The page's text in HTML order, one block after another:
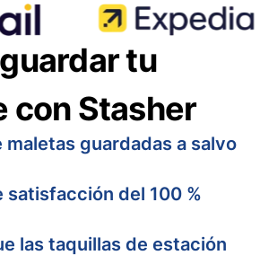
tu
con Stasher
maletas guardadas a salvo
satisfacción del 100 %
las taquillas de estación